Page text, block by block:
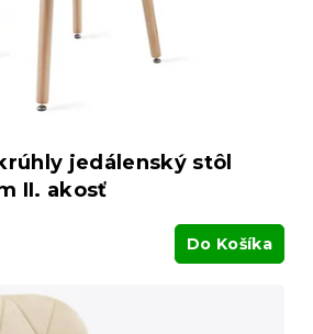
jedálenský stôl
II. akosť
Do Košíka